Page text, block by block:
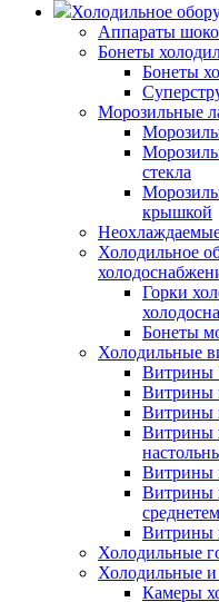
Холодильное
Аппараты
Бонеты
Бонеты
Морозильные
стекла
крышкой
Холодильное
Горки
Бонеты
Холодильные
Витрины
Витрины
Витрины
Витрины
Витрины
Витрины
Витрины
Холодильные
Холодильные
Камеры